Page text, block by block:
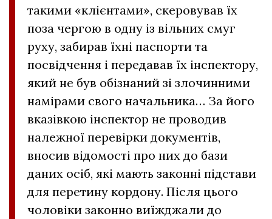
такими «клієнтами», скеровував їх
поза чергою в одну із вільних смуг
руху, забирав їхні паспорти та
посвідчення і передавав їх інспектору,
який не був обізнаний зі злочинними
намірами свого начальника… За його
вказівкою інспектор не проводив
належної перевірки документів,
вносив відомості про них до бази
даних осіб, які мають законні підстави
для перетину кордону. Після цього
чоловіки законно виїжджали до